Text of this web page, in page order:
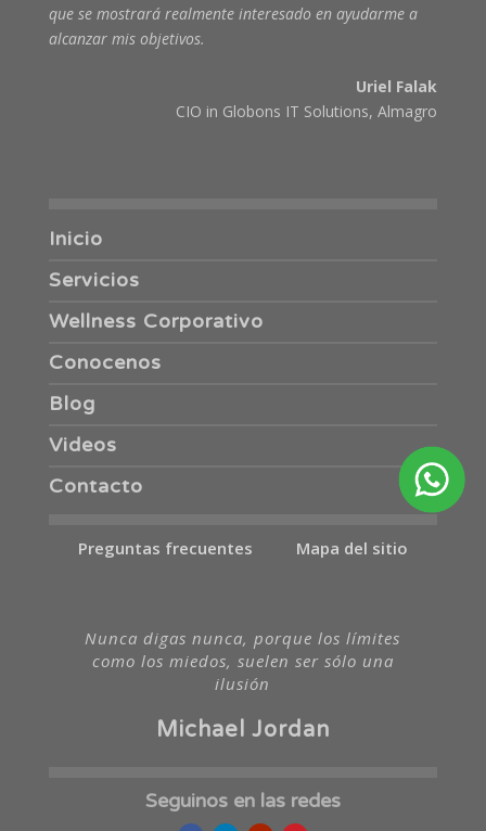
que se mostrará realmente interesado en ayudarme a
alcanzar mis objetivos.
Uriel Falak
CIO in Globons IT Solutions, Almagro
Inicio
Servicios
Wellness Corporativo
Conocenos
Blog
Videos
Contacto
Preguntas frecuentes Mapa del sitio
Nunca digas nunca, porque los límites
como los miedos, suelen ser sólo una
ilusión
Michael Jordan
Seguinos en las redes